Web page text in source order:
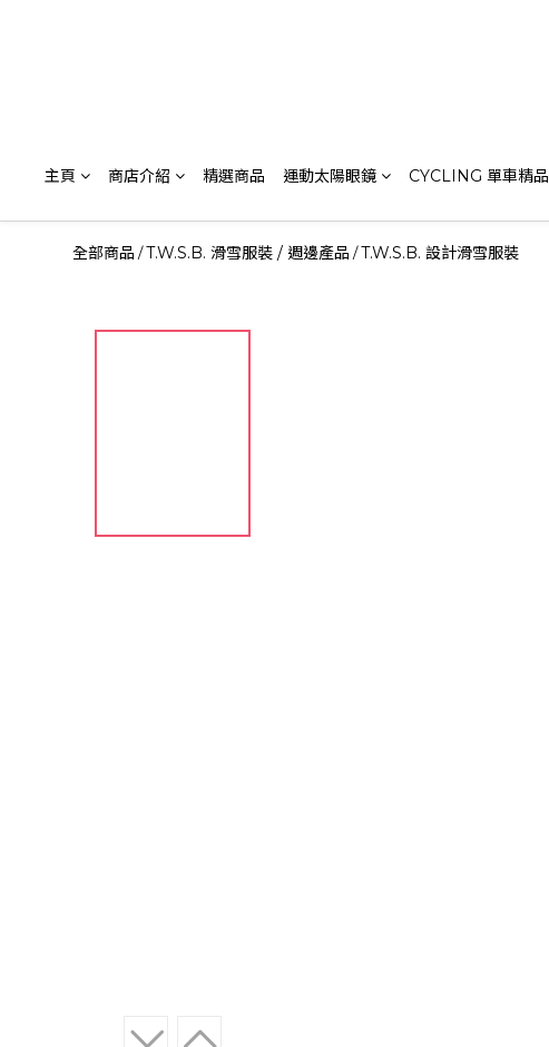
主頁 商店介紹 精選商品 運動太陽眼鏡 CYCLING 單車精品
全部商品 /T.W.S.B. 滑雪服裝 / 週邊產品 /T.W.S.B. 設計滑雪服裝